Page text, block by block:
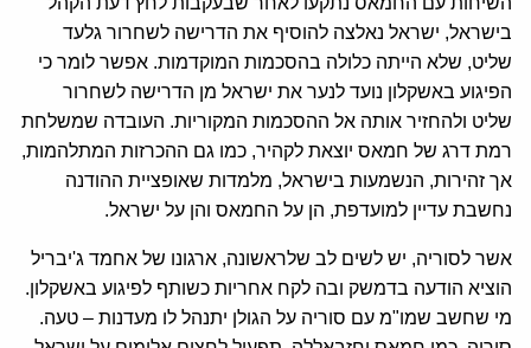
בישראל, ישראל נאלצה להוסיף את הדרישה לשחרור גלעד
שליט, שלא הייתה כלולה בהסכמות המוקדמות. אפשר לומר כי
הפיגוע באשקלון נועד לנער את ישראל מן הדרישה לשחרור
שליט ולהחזיר אותה אל ההסכמות המקוריות. העובדה שמשלחת
רמת דרג של חמאס יוצאת לקהיר, כמו גם ההכרזות המתלהמות,
אך זהירות, הנשמעות בישראל, מלמדות שאופציית ההודנה
נחשבת עדיין למועדפת, הן על החמאס והן על ישראל.
אשר לסוריה, יש לשים לב שלראשונה, ארגונו של אחמד ג'יבריל
הוציא הודעה בדמשק ובה לקח אחריות כשותף לפיגוע באשקלון.
מי שחשב שמו"מ עם סוריה על הגולן יתנהל לו מעדנות – טעה.